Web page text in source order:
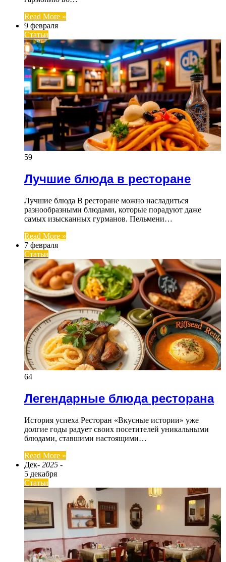
Read More »
9 февраля
Статьи
59
Лучшие блюда в ресторане
Лучшие блюда В ресторане можно насладиться
разнообразными блюдами, которые порадуют даже
самых изысканных гурманов. Пельмени…
Read More »
7 февраля
Статьи
64
Легендарные блюда ресторана
История успеха Ресторан «Вкусные истории» уже
долгие годы радует своих посетителей уникальными
блюдами, ставшими настоящими…
Read More »
Дек- 2025 -
5 декабря
Статьи